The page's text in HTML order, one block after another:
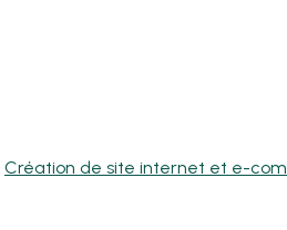
Création de site internet et e-